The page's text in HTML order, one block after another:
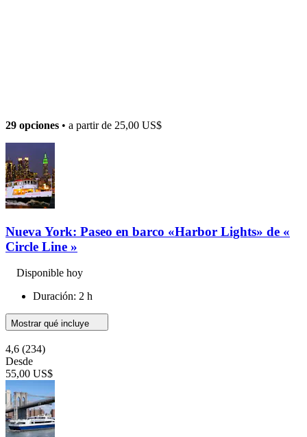
29 opciones • a partir de 25,00 US$
Nueva York: Paseo en barco «Harbor Lights» de «
Circle Line »
Disponible hoy
Duración: 2 h
Mostrar qué incluye
4,6 (234)
Desde
55,00 US$